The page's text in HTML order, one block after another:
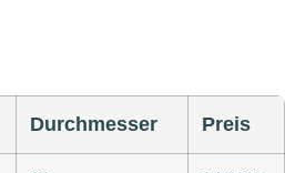
Durchmesser Preis